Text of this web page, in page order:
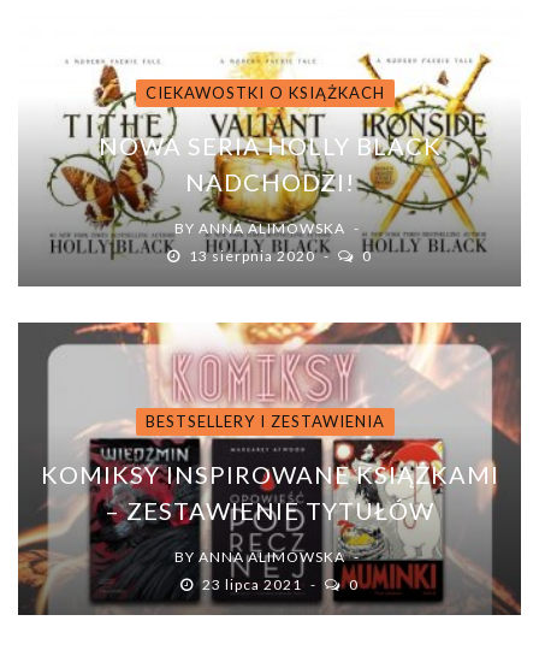
CIEKAWOSTKI O KSIĄŻKACH
NOWA SERIA HOLLY BLACK
NADCHODZI!
BY ANNA ALIMOWSKA
13 sierpnia 2020
0
BESTSELLERY I ZESTAWIENIA
KOMIKSY INSPIROWANE KSIĄŻKAMI
– ZESTAWIENIE TYTUŁÓW
BY ANNA ALIMOWSKA
23 lipca 2021
0